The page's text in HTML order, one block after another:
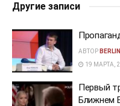
Другие записи
АВТОР
19 МАРТА,
Первый
Ближнем